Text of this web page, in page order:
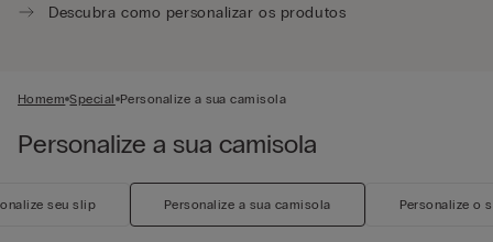
Descubra como personalizar os produtos
Homem Special Personalize a sua camisola
Personalize a sua camisola
seu slip Personalize a sua camisola Personalize o